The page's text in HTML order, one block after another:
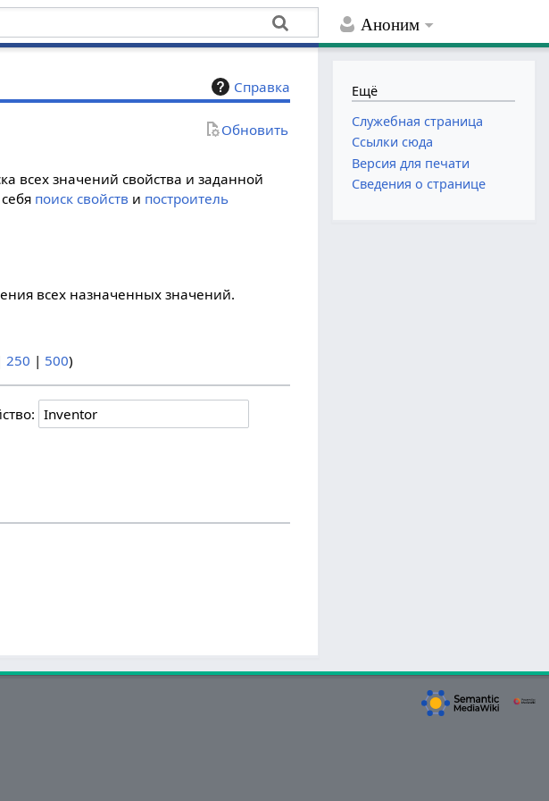
Аноним
Справка
Обновить
всех значений свойства и заданной
поиск свойств и построитель
всех назначенных значений.
250 | 500)
Ещё
Служебная страница
Ссылки сюда
Версия для печати
Сведения о странице